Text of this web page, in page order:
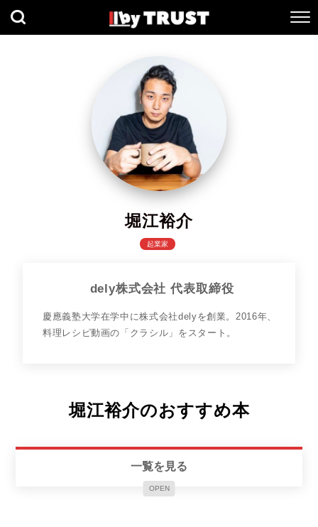
堀江裕介
起業家
dely株式会社 代表取締役
慶應義塾大学在学中に株式会社delyを創業。2016年、
料理レシピ動画の「クラシル」をスタート。
堀江裕介のおすすめ本
OPEN
一覧を見る